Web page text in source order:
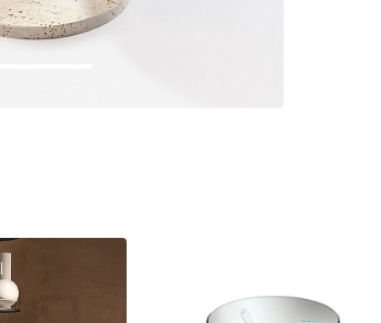
и тумбы
для ванных комнат